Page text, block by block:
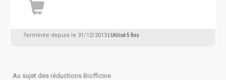
Terminée depuis le 31/12/2013 | Utilisé 5 fois
Au sujet des réductions Biofficine